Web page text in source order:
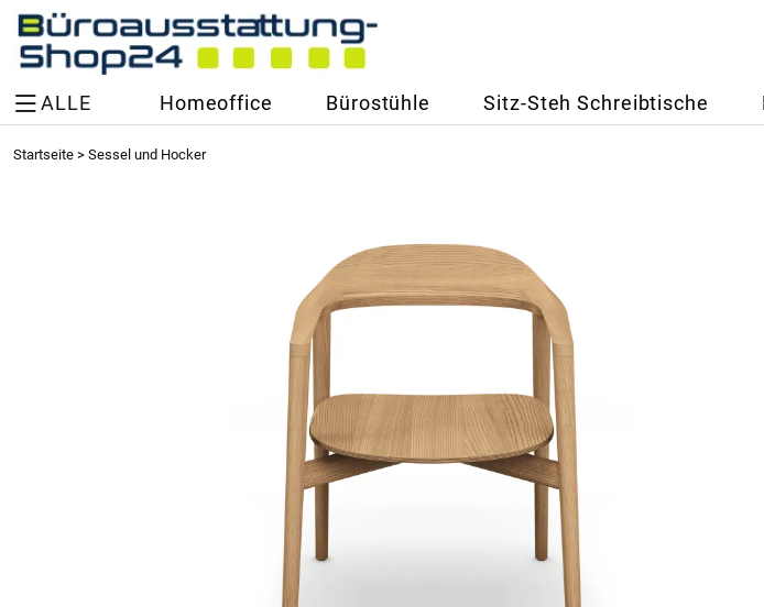
ALLE Homeoffice Bürostühle Sitz-Steh Schreibtische
Startseite > Sessel und Hocker